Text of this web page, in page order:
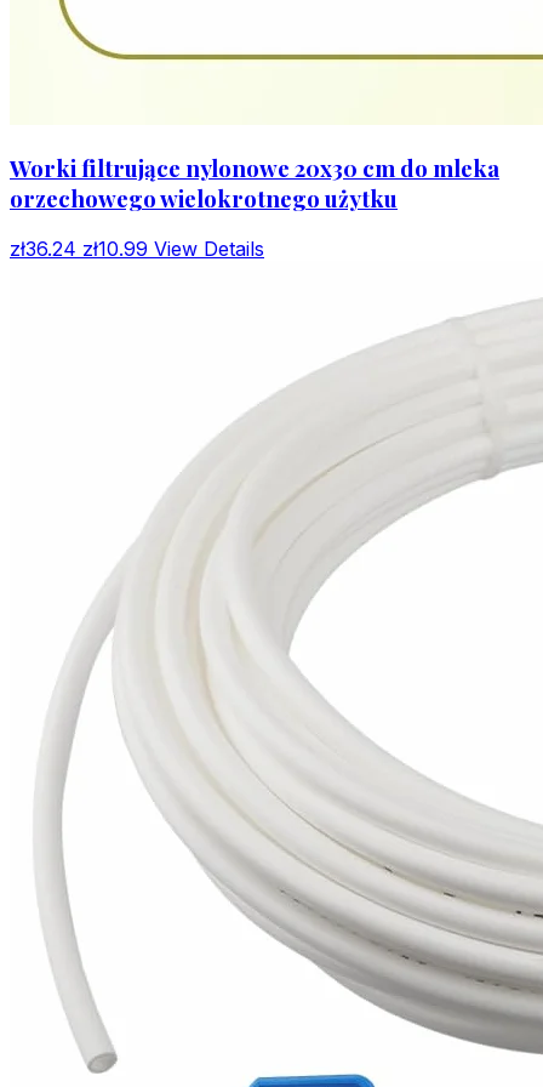
Worki filtrujące nylonowe 20x30 cm do mleka
orzechowego wielokrotnego użytku
zł36.24 zł10.99 View Details